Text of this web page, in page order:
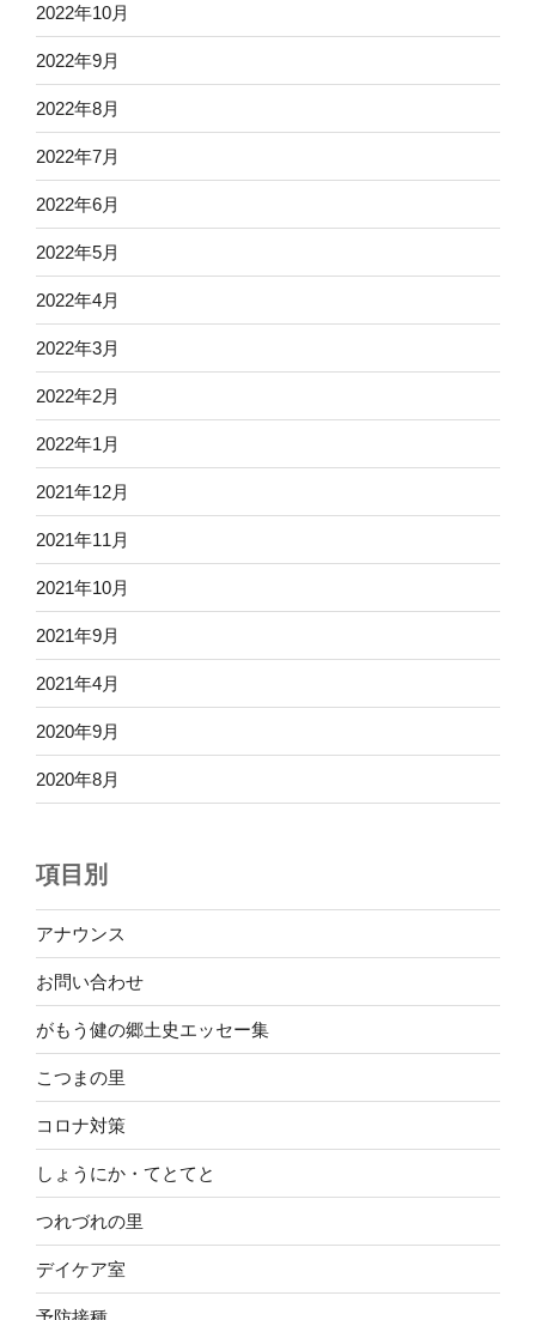
2022年10月
2022年9月
2022年8月
2022年7月
2022年6月
2022年5月
2022年4月
2022年3月
2022年2月
2022年1月
2021年12月
2021年11月
2021年10月
2021年9月
2021年4月
2020年9月
2020年8月
項目別
アナウンス
お問い合わせ
がもう健の郷土史エッセー集
こつまの里
コロナ対策
しょうにか・てとてと
つれづれの里
デイケア室